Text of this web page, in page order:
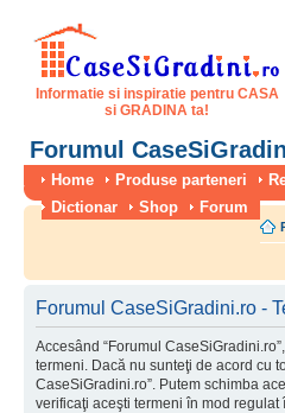
Informatie si inspiratie pentru CASA
si GRADINA ta!
Forumul
Home Produse parteneri
Dictionar
Shop Forum
Forumul CaseSiGradini.ro -
Accesând “Forumul
termeni. Dacă nu sunteţi de acord cu
CaseSiGradini.ro”. Putem schimba
verificaţi aceşti termeni în mod